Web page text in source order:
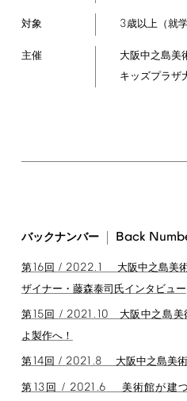
対象 3歳以上（就
主催
大阪中之島美
キッズプラザ
バックナンバー Back
第16 回 / 2022.1
大阪中之島美
ザイナー・藤森泰司氏インタビュー
第15 回 / 2021.10 大阪中之島美
よ製作へ！
第14 回 / 2021.8 大阪中之島美術
第 13 回 / 2021.6 美術館が建つ